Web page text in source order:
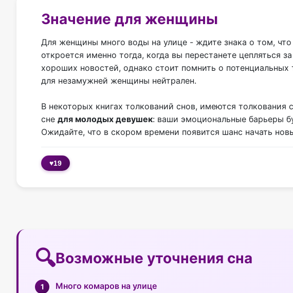
Значение для женщины
Для женщины много воды на улице - ждите знака о том,
откроется именно тогда, когда вы перестанете
хороших новостей, однако стоит помнить о
для незамужней женщины нейтрален.
В некоторых книгах толкований снов, имеются
сне для молодых девушек: ваши эмоциональные барьеры
Ожидайте, что в скором времени появится шанс начать
♥19
Возможные уточнения сна
Много комаров на улице